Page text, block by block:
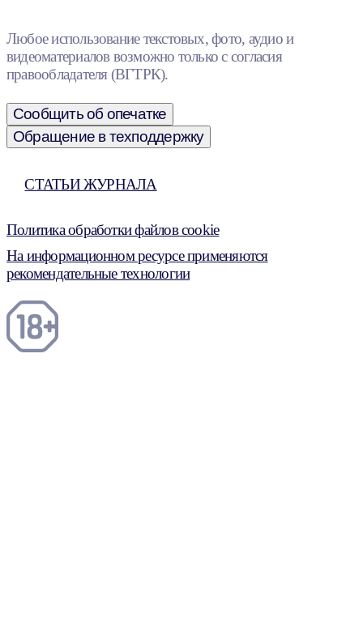
Любое использование текстовых, фото, аудио и
видеоматериалов возможно только с согласия
правообладателя (ВГТРК).
Сообщить об опечатке
Обращение в техподдержку
СТАТЬИ ЖУРНАЛА
Политика обработки файлов cookie
На информационном ресурсе применяются
рекомендательные технологии